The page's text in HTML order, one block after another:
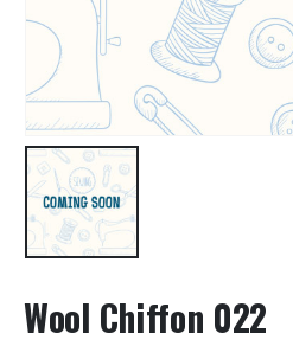
Wool Chiffon 022